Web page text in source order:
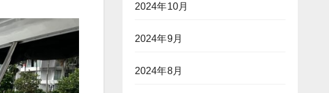
2024年10月
2024年9月
2024年8月